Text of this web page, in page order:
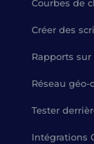
Courbes de
Créer des
Rapports
Réseau
Tester
Intégrations